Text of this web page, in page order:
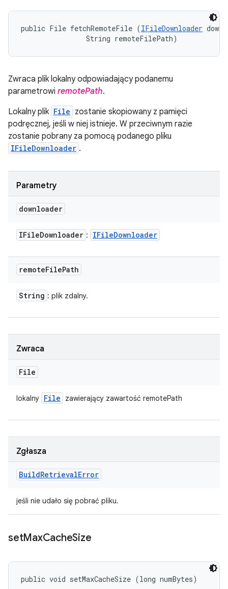
public File fetchRemoteFile (IFileDownloader
                String remoteFilePath)
Zwraca plik lokalny odpowiadający podanemu
parametrowi remotePath.
Lokalny plik File zostanie skopiowany z pamięci
podręcznej, jeśli w niej istnieje. W przeciwnym razie
zostanie pobrany za pomocą podanego pliku
IFileDownloader .
Parametry
downloader
IFileDownloader : IFileDownloader
remoteFilePath
String : plik zdalny.
Zwraca
File
lokalny File zawierający zawartość remotePath
Zgłasza
BuildRetrievalError
jeśli nie udało się pobrać pliku.
setMaxCacheSize
public void setMaxCacheSize (long numBytes)